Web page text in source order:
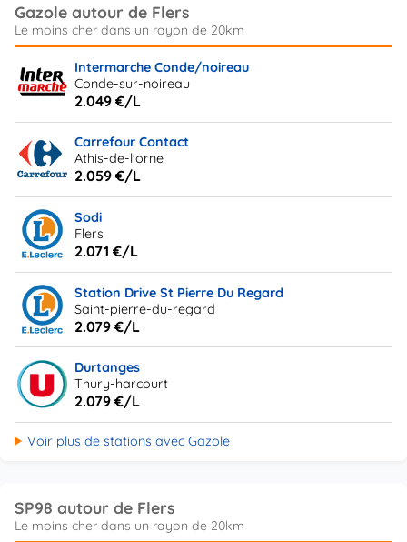
Gazole autour de Flers
Intermarche Conde/noireau
Conde-sur-noireau
2.049 €/L
Carrefour Contact
Athis-de-l'orne
2.059 €/L
Sodi
Flers
2.071 €/L
Station Drive St Pierre Du Regard
Saint-pierre-du-regard
2.079 €/L
Durtanges
Thury-harcourt
2.079 €/L
Voir plus de stations avec Gazole
SP98 autour de Flers